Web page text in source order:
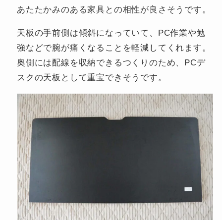
あたたかみのある家具との相性が良さそうです。
天板の手前側は傾斜になっていて、PC作業や勉
強などで腕が痛くなることを軽減してくれます。
奥側には配線を収納できるつくりのため、PCデ
スクの天板として重宝できそうです。